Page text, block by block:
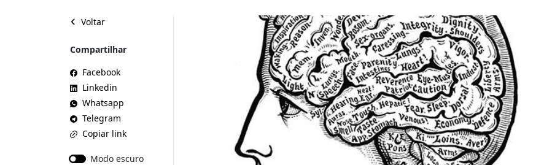
Voltar
Compartilhar
Facebook
Linkedin
Whatsapp
Telegram
Copiar link
Modo escuro